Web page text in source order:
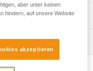
aber unter keinen
hindern, auf unsere Website
akzeptieren